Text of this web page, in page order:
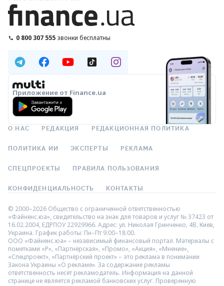
0 800 307 555 звонки бесплатны
Приложение от Finance.ua
О НАС РЕДАКЦИЯ РЕДАКЦИОННАЯ ПОЛИТИКА
ПОЛИТИКА ИИ ЭКСПЕРТЫ РЕКЛАМА
СПЕЦПРОЕКТЫ ПРАВИЛА ПОЛЬЗОВАНИЯ
КОНФИДЕНЦИАЛЬНОСТЬ КОНТАКТЫ
© 2000–2026 Общество с ограниченной ответственностью
«Файненс.юа», свидетельство на знак для товаров и услуг № 37423 от
16.02.2004, ЕДРПОУ 22929966. Адрес: ул. Николая Гринченко, 4В, Киев,
Украина. График работы: Пн–Пт 9:00–18:00.
ООО «Файненс.юа» – независимый финансовый портал. Материалы с
пометками «Р», «Партнёрская», «Промо», «Акция», «Мнение»,
«Спецпроект», «Партнёрский проект» – это реклама в понимании
Закона Украины «О рекламе». За содержание рекламы
ответственность несёт рекламодатель. Информация на данной
странице не является рекламой банковских услуг. Проверенную